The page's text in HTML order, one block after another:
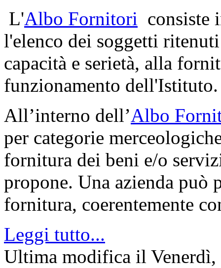
L'Albo Fornitori consiste
l'elenco dei soggetti
capacità e serietà, alla
funzionamento dell'Istituto.
All’interno dell’Albo
per categorie
fornitura dei beni e/o
propone. Una azienda può
fornitura, coerentemente
Leggi tutto...
Ultima modifica il